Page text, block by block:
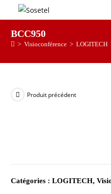
BCC950
> Visioconférence > LOGITECH
Produit précédent
Catégories :LOGITECH,